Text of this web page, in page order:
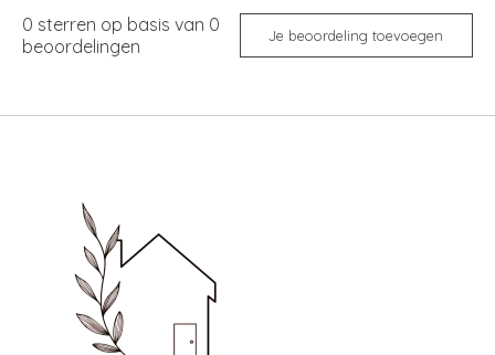
0 sterren op basis van 0
beoordelingen
Je beoordeling toevoegen